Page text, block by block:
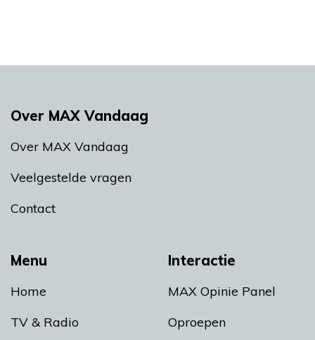
Menu
Home
TV & Radio
Interactie
MAX Opinie Panel
Oproepen
Over MAX Vandaag
Over MAX Vandaag
Veelgestelde vragen
Contact